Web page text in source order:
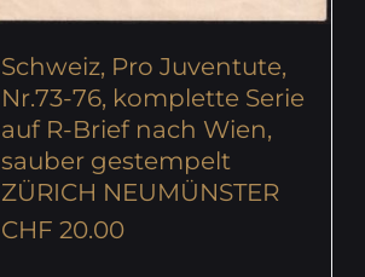
Schweiz, Pro Juventute,
Nr.73-76, komplette Serie
auf R-Brief nach Wien,
sauber gestempelt
ZÜRICH NEUMÜNSTER
CHF 20.00